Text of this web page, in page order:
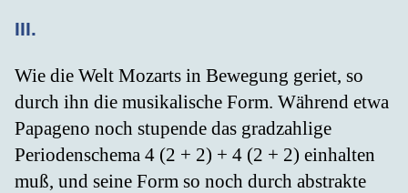
III.
Wie die Welt Mozarts in Bewegung geriet, so
durch ihn die musikalische Form. Während etwa
Papageno noch stupende das gradzahlige
Periodenschema 4 (2 + 2) + 4 (2 + 2) einhalten
muß, und seine Form so noch durch abstrakte